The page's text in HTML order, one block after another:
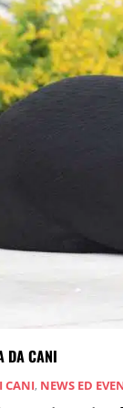
DA CANI
CANI, NEWS ED